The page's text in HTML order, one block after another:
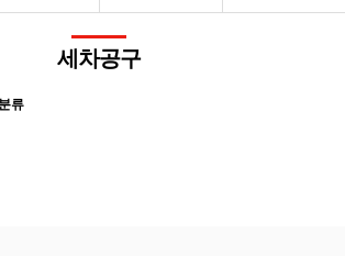
세차공구
류